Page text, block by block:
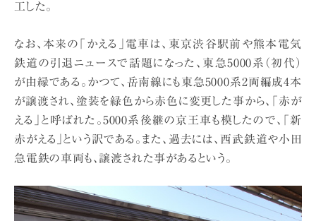
工した。
なお、本来の「かえる」電車は、東京渋谷駅前や熊本電気
鉄道の引退ニュースで話題になった、東急5000系（初代）
が由縁である。かつて、岳南線にも東急5000系2両編成4本
が譲渡され、塗装を緑色から赤色に変更した事から、「赤が
える」と呼ばれた。5000系後継の京王車も模したので、「新
赤がえる」という訳である。また、過去には、西武鉄道や小田
急電鉄の車両も、譲渡された事があるという。